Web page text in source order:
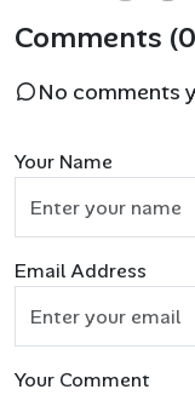
Comments
No comments
Your Name
Email Address
Your Comment